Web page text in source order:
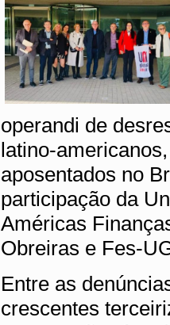
operandi de
latino-
aposentados no
participação da
Américas
Obreiras e Fes-
Entre as
crescentes